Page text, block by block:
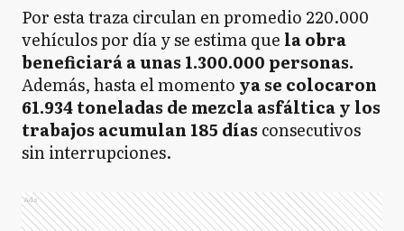
Por esta traza circulan en promedio 220.000
vehículos por día y se estima que la obra
beneficiará a unas 1.300.000 personas.
Además, hasta el momento ya se colocaron
61.934 toneladas de mezcla asfáltica y los
trabajos acumulan 185 días consecutivos
sin interrupciones.
Ads